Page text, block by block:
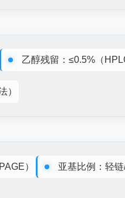
乙醇残留：≤0.5%（
）
） 亚基比例：轻链